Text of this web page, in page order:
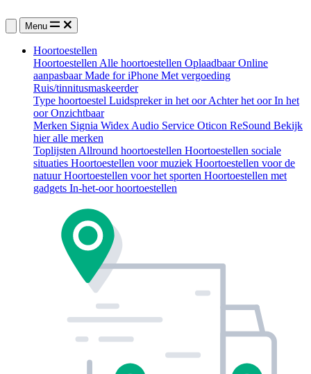
Menu
Hoortoestellen
Hoortoestellen Alle hoortoestellen OplaadbaarOnline
aanpasbaarMade for iPhone Met vergoeding
Ruis/tinnitusmaskeerder
Type hoortoestel Luidspreker in het oorAchter het oorIn het
oorOnzichtbaar
Merken Signia Widex Audio Service Oticon ReSound Bekijk
hier alle merken
Toplijsten Allround hoortoestellen Hoortoestellen sociale
situaties Hoortoestellen voor muziek Hoortoestellen voor de
natuurHoortoestellen voor het sporten Hoortoestellen met
gadgets In-het-oor hoortoestellen